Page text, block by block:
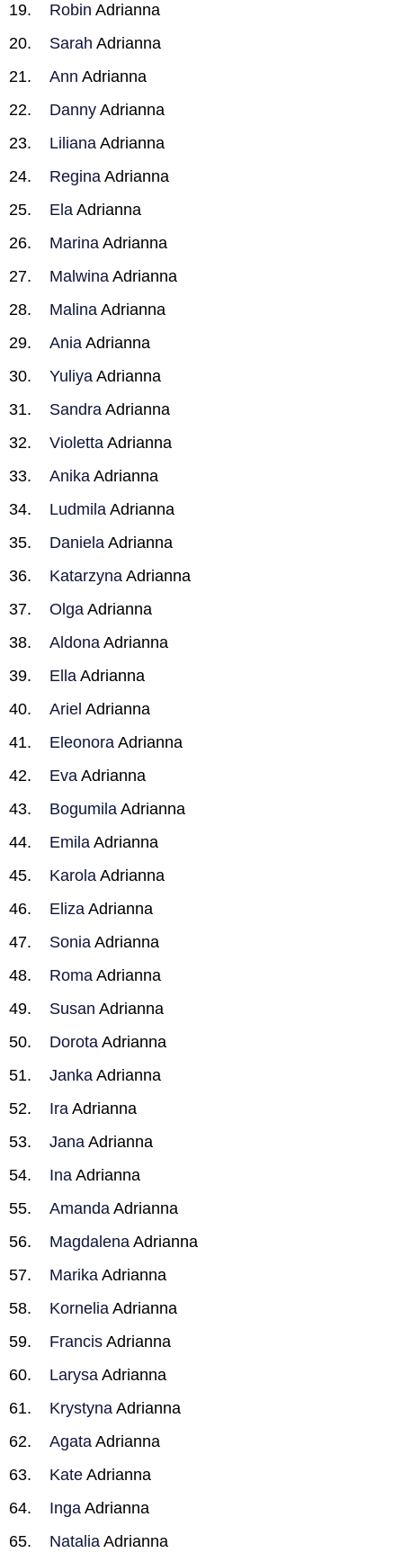
Robin Adrianna
Sarah Adrianna
Ann Adrianna
Danny Adrianna
Liliana Adrianna
Regina Adrianna
Ela Adrianna
Marina Adrianna
Malwina Adrianna
Malina Adrianna
Ania Adrianna
Yuliya Adrianna
Sandra Adrianna
Violetta Adrianna
Anika Adrianna
Ludmila Adrianna
Daniela Adrianna
Katarzyna Adrianna
Olga Adrianna
Aldona Adrianna
Ella Adrianna
Ariel Adrianna
Eleonora Adrianna
Eva Adrianna
Bogumila Adrianna
Emila Adrianna
Karola Adrianna
Eliza Adrianna
Sonia Adrianna
Roma Adrianna
Susan Adrianna
Dorota Adrianna
Janka Adrianna
Ira Adrianna
Jana Adrianna
Ina Adrianna
Amanda Adrianna
Magdalena Adrianna
Marika Adrianna
Kornelia Adrianna
Francis Adrianna
Larysa Adrianna
Krystyna Adrianna
Agata Adrianna
Kate Adrianna
Inga Adrianna
Natalia Adrianna